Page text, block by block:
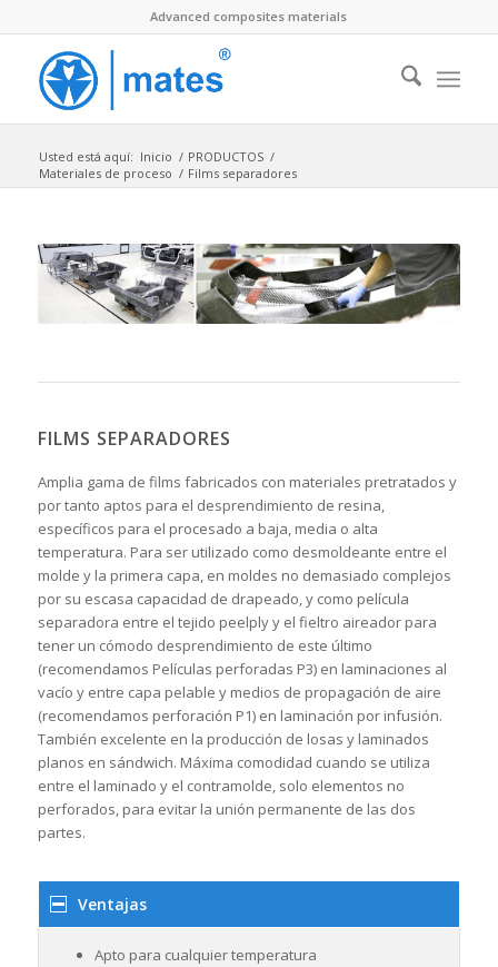
Advanced composites materials
Usted está aquí: Inicio / PRODUCTOS /
Materiales de proceso / Films separadores
FILMS SEPARADORES
Amplia gama de films fabricados con materiales pretratados y
por tanto aptos para el desprendimiento de resina,
específicos para el procesado a baja, media o alta
temperatura. Para ser utilizado como desmoldeante entre el
molde y la primera capa, en moldes no demasiado complejos
por su escasa capacidad de drapeado, y como película
separadora entre el tejido peelply y el fieltro aireador para
tener un cómodo desprendimiento de este último
(recomendamos Películas perforadas P3) en laminaciones al
vacío y entre capa pelable y medios de propagación de aire
(recomendamos perforación P1) en laminación por infusión.
También excelente en la producción de losas y laminados
planos en sándwich. Máxima comodidad cuando se utiliza
entre el laminado y el contramolde, solo elementos no
perforados, para evitar la unión permanente de las dos
partes.
Ventajas
Apto para cualquier temperatura